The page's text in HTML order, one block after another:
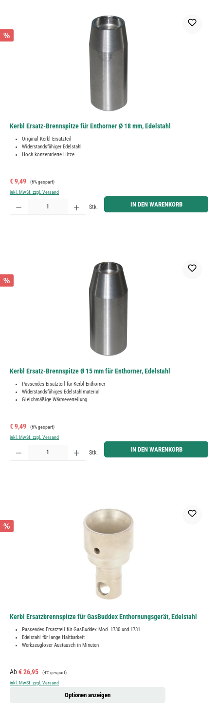
%
Kerbl Ersatz-Brennspitze für Enthorner Ø 18 mm, Edelstahl
Original Kerbl Ersatzteil
Widerstandsfähiger Edelstahl
Hoch konzentrierte Hitze
Verkaufspreis:
€ 9,49 Regulärer Preis:
(6% gespart)
inkl. MwSt. zzgl. Versand
Produkt Anzahl: Gib den gewünschten Wert ein oder benutze die Schaltflächen um die Anzahl zu
Stk. IN DEN WARENKORB
%
Kerbl Ersatz-Brennspitze Ø 15 mm für Enthorner, Edelstahl
Passendes Ersatzteil für Kerbl Enthorner
Widerstandsfähiges Edelstahlmaterial
Gleichmäßige Wärmeverteilung
Verkaufspreis:
€ 9,49 Regulärer Preis:
(6% gespart)
inkl. MwSt. zzgl. Versand
Produkt Anzahl: Gib den gewünschten Wert ein oder benutze die Schaltflächen um die Anzahl zu
Stk. IN DEN WARENKORB
%
Kerbl Ersatzbrennspitze für GasBuddex Enthornungsgerät, Edelstahl
Passendes Ersatzteil für GasBuddex Mod. 1730 und 1731
Edelstahl für lange Haltbarkeit
Werkzeugloser Austausch in Minuten
Verkaufspreis:
Ab€ 26,95 Regulärer Preis:
(4% gespart)
inkl. MwSt. zzgl. Versand
Optionen anzeigen